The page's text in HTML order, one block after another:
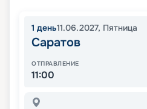
1 день11.06.2027, Пятница
Саратов
ОТПРАВЛЕНИЕ
11:00